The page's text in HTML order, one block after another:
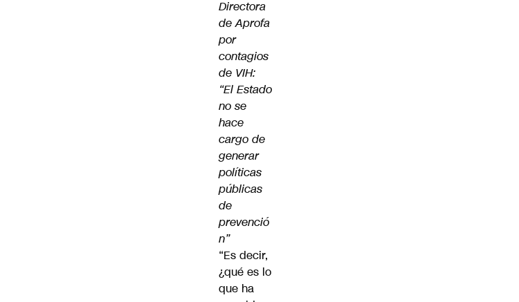
Directora
de Aprofa
por
contagios
de VIH:
“El Estado
no se
hace
cargo de
generar
políticas
públicas
de
prevenció
n”
“Es decir,
¿qué es lo
que ha